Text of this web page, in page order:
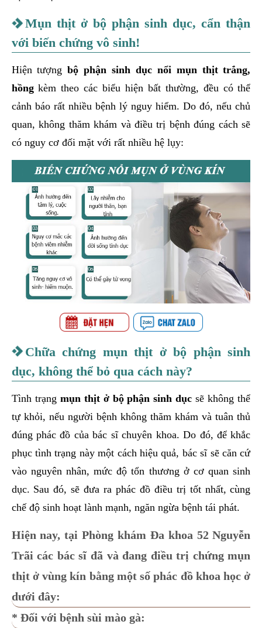
Mụn thịt ở bộ phận sinh dục, cẩn thận
với biến chứng vô sinh!
Hiện tượngbộ phận sinh dục nổi mụn thịt trắng,
hồngkèm theo các biểu hiện bất thường, đều có thể
cảnh báo rất nhiều bệnh lý nguy hiểm. Do đó, nếu chủ
quan, không thăm khám và điều trị bệnh đúng cách sẽ
có nguy cơ đối mặt với rất nhiều hệ lụy:
Chữa chứng mụn thịt ở bộ phận sinh
dục, không thể bỏ qua cách này?
Tình trạng mụn thịt ở bộ phận sinh dục sẽ không thể
tự khỏi, nếu người bệnh không thăm khám và tuân thủ
đúng phác đồ của bác sĩ chuyên khoa. Do đó, để khắc
phục tình trạng này một cách hiệu quả, bác sĩ sẽ căn cứ
vào nguyên nhân, mức độ tổn thương ở cơ quan sinh
dục. Sau đó, sẽ đưa ra phác đồ điều trị tốt nhất, cùng
chế độ sinh hoạt lành mạnh, ngăn ngừa bệnh tái phát.
Hiện nay, tại Phòng khám Đa khoa 52 Nguyễn
Trãi các bác sĩ đã và đang điều trị chứng mụn
thịt ở vùng kín bằng một số phác đồ khoa học ở
dưới đây:
* Đối với bệnh sùi mào gà: